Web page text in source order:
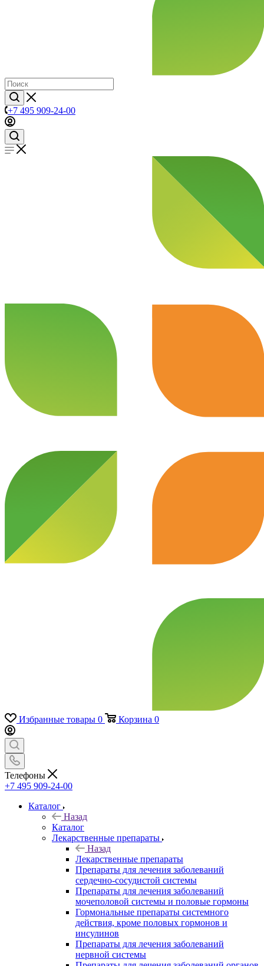
+7 495 909-24-00
Избранные товары 0 Корзина 0
Телефоны
+7 495 909-24-00
Каталог
Назад
Каталог
Лекарственные препараты
Назад
Лекарственные препараты
Препараты для лечения заболеваний
сердечно-сосудистой системы
Препараты для лечения заболеваний
мочеполовой системы и половые гормоны
Гормональные препараты системного
действия, кроме половых гормонов и
инсулинов
Препараты для лечения заболеваний
нервной системы